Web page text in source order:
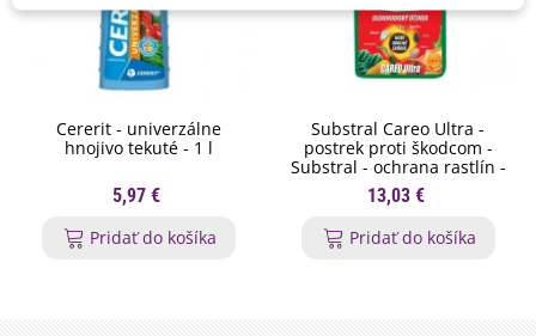
Cererit - univerzálne
hnojivo tekuté - 1 l
5,97 €
Pridať do košíka
Substral Careo Ultra -
postrek proti škodcom -
Substral - ochrana rastlín -
750 ml
13,03 €
Pridať do košíka